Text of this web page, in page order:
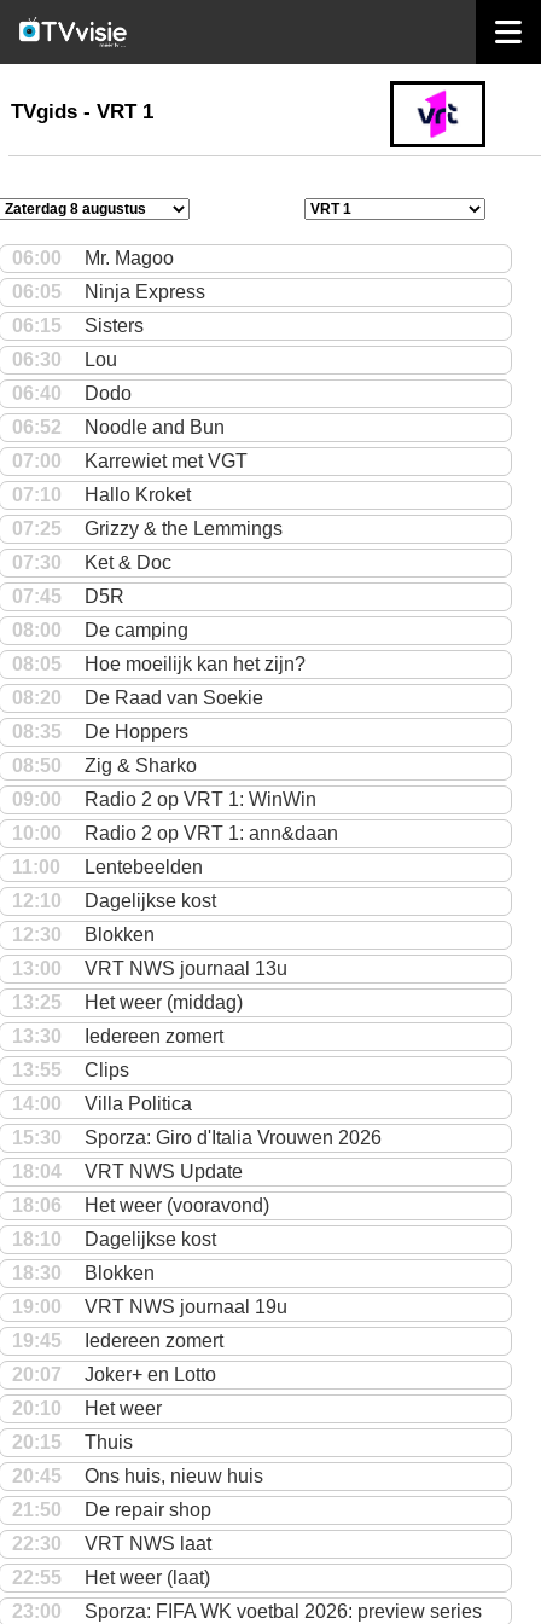
TVgids
TVgids - VRT 1
06:00
Mr. Magoo
06:05
Ninja Express
06:15
Sisters
06:30
Lou
06:40
Dodo
06:52
Noodle and Bun
07:00
Karrewiet met VGT
07:10
Hallo Kroket
07:25
Grizzy & the Lemmings
07:30
Ket & Doc
07:45
D5R
08:00
De camping
08:05
Hoe moeilijk kan het zijn?
08:20
De Raad van Soekie
08:35
De Hoppers
08:50
Zig & Sharko
09:00
Radio 2 op VRT 1: WinWin
10:00
Radio 2 op VRT 1: ann&daan
11:00
Lentebeelden
12:10
Dagelijkse kost
12:30
Blokken
13:00
VRT NWS journaal 13u
13:25
Het weer (middag)
13:30
Iedereen zomert
13:55
Clips
14:00
Villa Politica
15:30
Sporza: Giro d'Italia Vrouwen 2026
18:04
VRT NWS Update
18:06
Het weer (vooravond)
18:10
Dagelijkse kost
18:30
Blokken
19:00
VRT NWS journaal 19u
19:45
Iedereen zomert
20:07
Joker+ en Lotto
20:10
Het weer
20:15
Thuis
20:45
Ons huis, nieuw huis
21:50
De repair shop
22:30
VRT NWS laat
22:55
Het weer (laat)
23:00
Sporza: FIFA WK voetbal 2026: preview series